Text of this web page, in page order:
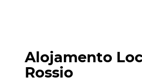
Alojamento
Rossio